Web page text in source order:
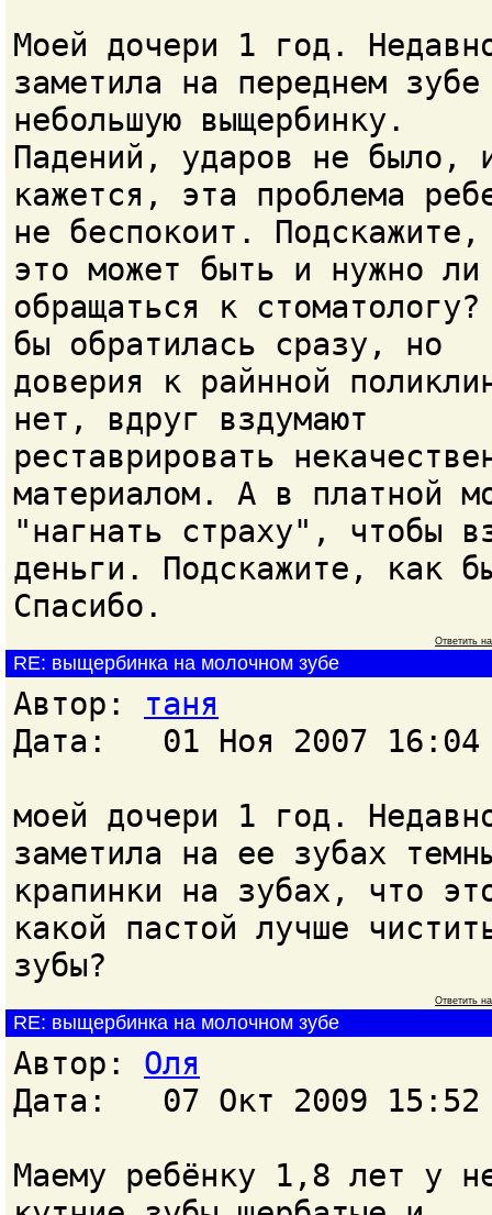
Моей дочери 1 год.
заметила на переднем зубе
небольшую выщербинку.
Падений, ударов не было,
кажется, эта проблема
не беспокоит. Подскажите,
это может быть и нужно ли
обращаться к
бы обратилась сразу, но
доверия к райнной
нет, вдруг вздумают
реставрировать
материалом. А в платной
"нагнать страху", чтобы
деньги. Подскажите, как
Спасибо.
Ответить
RE: выщербинка на молочном зубе
Автор: таня
Дата: 01 Ноя 2007 16:04
моей дочери 1 год.
заметила на ее зубах
крапинки на зубах, что
какой пастой лучше
зубы?
Ответить
RE: выщербинка на молочном зубе
Автор: Оля
Дата: 07 Окт 2009 15:52
Маему ребёнку 1,8 лет у